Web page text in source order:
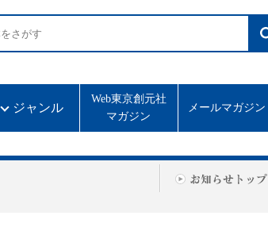
ジャンル
Web東京創元社
マガジン
メールマガジン